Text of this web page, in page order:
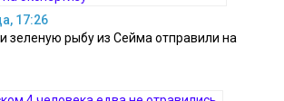
17:26
зеленую рыбу из Сейма отправили на